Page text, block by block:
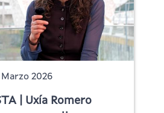
Marzo 2026
| Uxía Romero